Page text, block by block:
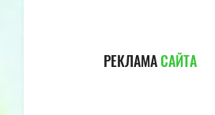
РЕКЛАМАСАЙТА